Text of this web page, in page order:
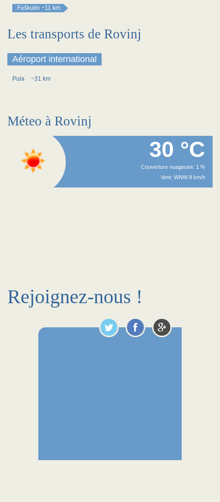
Fuškulin ~11 km
Les transports de Rovinj
Aéroport international
Pula ~31 km
Méteo à Rovinj
30 °C
Couverture nuageuse: 1 %
Vent: WNW 8 km/h
Rejoignez-nous !